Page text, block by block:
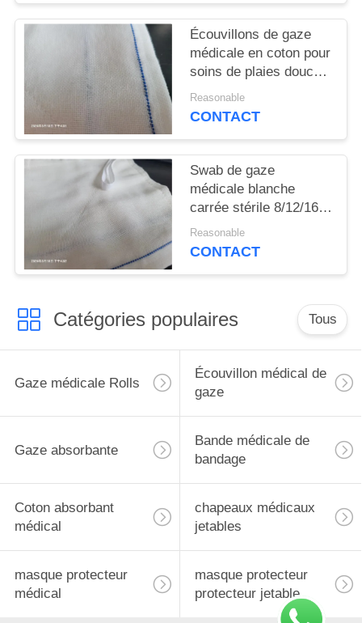
Écouvillons de gaze
médicale en coton pour
soins de plaies douces
certifiés ISO
Reasonable
CONTACT
Swab de gaze
médicale blanche
carrée stérile 8/12/16
Ply Absorbance 100
pièces par sac
Reasonable
CONTACT
Catégories populaires Tous
Gaze médicale Rolls
Écouvillon médical de
gaze
Gaze absorbante
Bande médicale de
bandage
Coton absorbant
médical
chapeaux médicaux
jetables
masque protecteur
médical
masque protecteur
protecteur jetable